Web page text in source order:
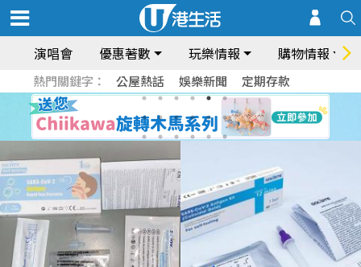
演唱會 優惠著數 玩樂情報 購物情報
熱門關鍵字： 公屋熱話 娛樂新聞 定期存款